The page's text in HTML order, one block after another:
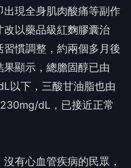
現全身肌肉酸痛等副作
改以藥品級紅麴膠囊治
慣調整，約兩個多月後
果顯示，總膽固醇已由
以下，三酸甘油脂也由
dL，已接近正常
有心血管疾病的民眾，